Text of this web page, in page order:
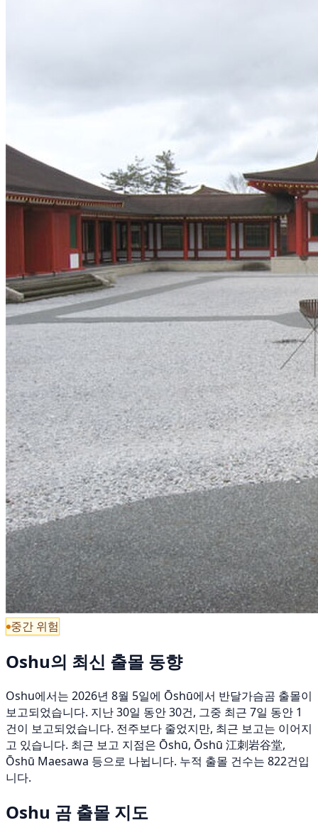
중간 위험
Oshu의 최신 출몰 동향
Oshu에서는 2026년 8월 5일에 Ōshū에서 반달가슴곰 출몰이
보고되었습니다. 지난 30일 동안 30건, 그중 최근 7일 동안 1
건이 보고되었습니다. 전주보다 줄었지만, 최근 보고는 이어지
고 있습니다. 최근 보고 지점은 Ōshū, Ōshū 江刺岩谷堂,
Ōshū Maesawa 등으로 나뉩니다. 누적 출몰 건수는 822건입
니다.
Oshu 곰 출몰 지도